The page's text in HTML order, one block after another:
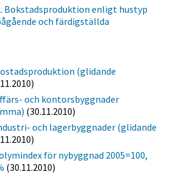
Bokstadsproduktion enligt hustyp
och färdigställda
(glidande
och kontorsbyggnader
(30.11.2010)
och lagerbyggnader (glidande
för nybyggnad 2005=100,
(30.11.2010)